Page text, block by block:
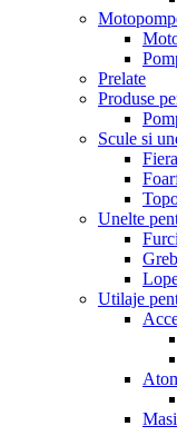
Prelate
Produse
Scule si
Unelte
Furci
Utilaje